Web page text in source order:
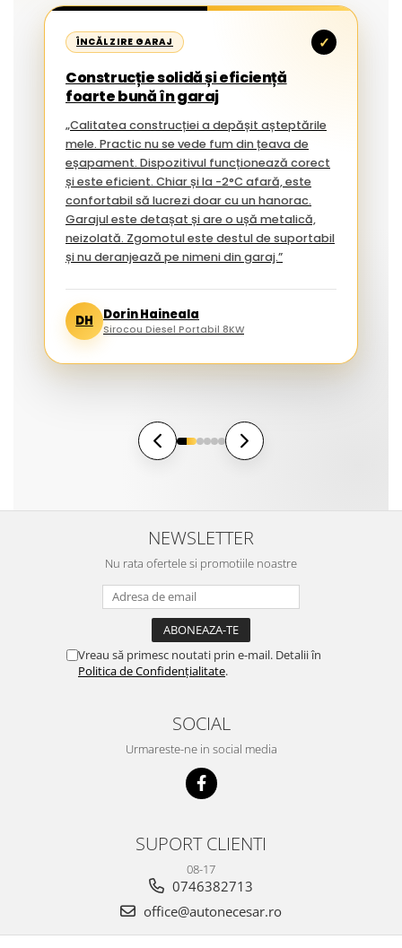
ÎNCĂLZIRE GARAJ ✓
Construcție solidă și eficiență
foarte bună în garaj
„Calitatea construcției a depășit așteptările
mele. Practic nu se vede fum din țeava de
eșapament. Dispozitivul funcționează corect
și este eficient. Chiar și la -2°C afară, este
confortabil să lucrezi doar cu un hanorac.
Garajul este detașat și are o ușă metalică,
neizolată. Zgomotul este destul de suportabil
și nu deranjează pe nimeni din garaj.”
DH Dorin Haineala
Sirocou Diesel Portabil 8KW
NEWSLETTER
Nu rata ofertele si promotiile noastre
Vreau să primesc noutati prin e-mail. Detalii în
Politica de Confidențialitate.
SOCIAL
Urmareste-ne in social media
SUPORT CLIENTI
08-17
0746382713
office@autonecesar.ro